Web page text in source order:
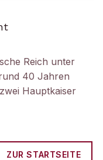
Reich unter
40 Jahren
Hauptkaiser
ZUR STARTSEITE